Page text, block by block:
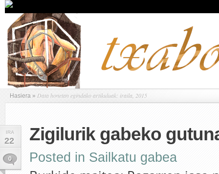
Hasiera » Data honetan egindako artikuluak: iraila, 2015
IRA
22
0
Zigilurik gabeko
Posted in Sailkatu gabea